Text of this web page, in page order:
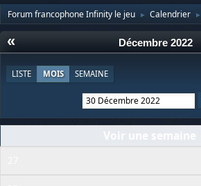
Forum francophone Infinity le jeu ► Calendrier ►
« Décembre 2022
LISTE MOIS SEMAINE